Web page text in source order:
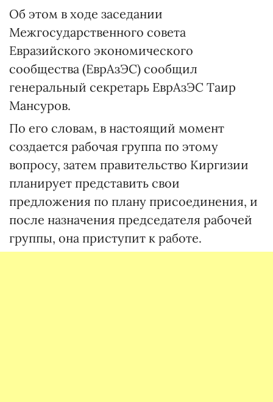
Об этом в ходе заседании
Межгосударственного совета
Евразийского экономического
сообщества (ЕврАзЭС) сообщил
генеральный секретарь ЕврАзЭС Таир
Мансуров.
По его словам, в настоящий момент
создается рабочая группа по этому
вопросу, затем правительство Киргизии
планирует представить свои
предложения по плану присоединения, и
после назначения председателя рабочей
группы, она приступит к работе.